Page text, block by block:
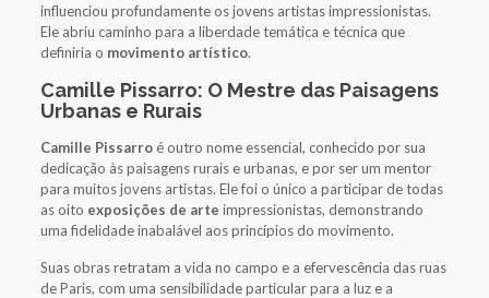
influenciou profundamente os jovens artistas impressionistas.
Ele abriu caminho para a liberdade temática e técnica que
definiria o movimento artístico.
Camille Pissarro: O Mestre das Paisagens
Urbanas e Rurais
Camille Pissarroé outro nome essencial, conhecido por sua
dedicação às paisagens rurais e urbanas, e por ser um mentor
para muitos jovens artistas. Ele foi o único a participar de todas
as oito exposições de arte impressionistas, demonstrando
uma fidelidade inabalável aos princípios do movimento.
Suas obras retratam a vida no campo e a efervescência das ruas
de Paris, com uma sensibilidade particular para a luz e a